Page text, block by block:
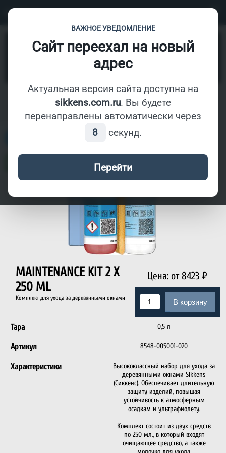
СОЛИД
Ремонтные и сопутствующие материалы- MAINTENANCE KIT 2 X
250 ML
Найти
MAINTENANCE KIT 2 X
250 ML
Комплект для ухода за деревянными окнами
Цена: от 8423 ₽
В корзину
Тара 0,5 л
Артикул 8548-005001-020
Характеристики
Высококлассный набор для ухода за
деревянными окнами Sikkens
(Сиккенс). Обеспечивает длительную
защиту изделий, повышая
устойчивость к атмосферным
осадкам и ультрафиолету.
Комплект состоит из двух средств
по 250 мл., в который входят
очищающее средство, а также
ВАЖНОЕ УВЕДОМЛЕНИЕ
Сайт переехал на новый
адрес
Актуальная версия сайта доступна на
sikkens.com.ru. Вы будете
перенаправлены автоматически через
8
секунд.
Перейти